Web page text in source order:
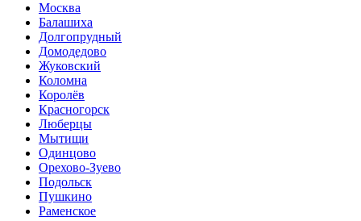
Москва
Балашиха
Долгопрудный
Домодедово
Жуковский
Коломна
Королёв
Красногорск
Люберцы
Мытищи
Одинцово
Орехово-Зуево
Подольск
Пушкино
Раменское